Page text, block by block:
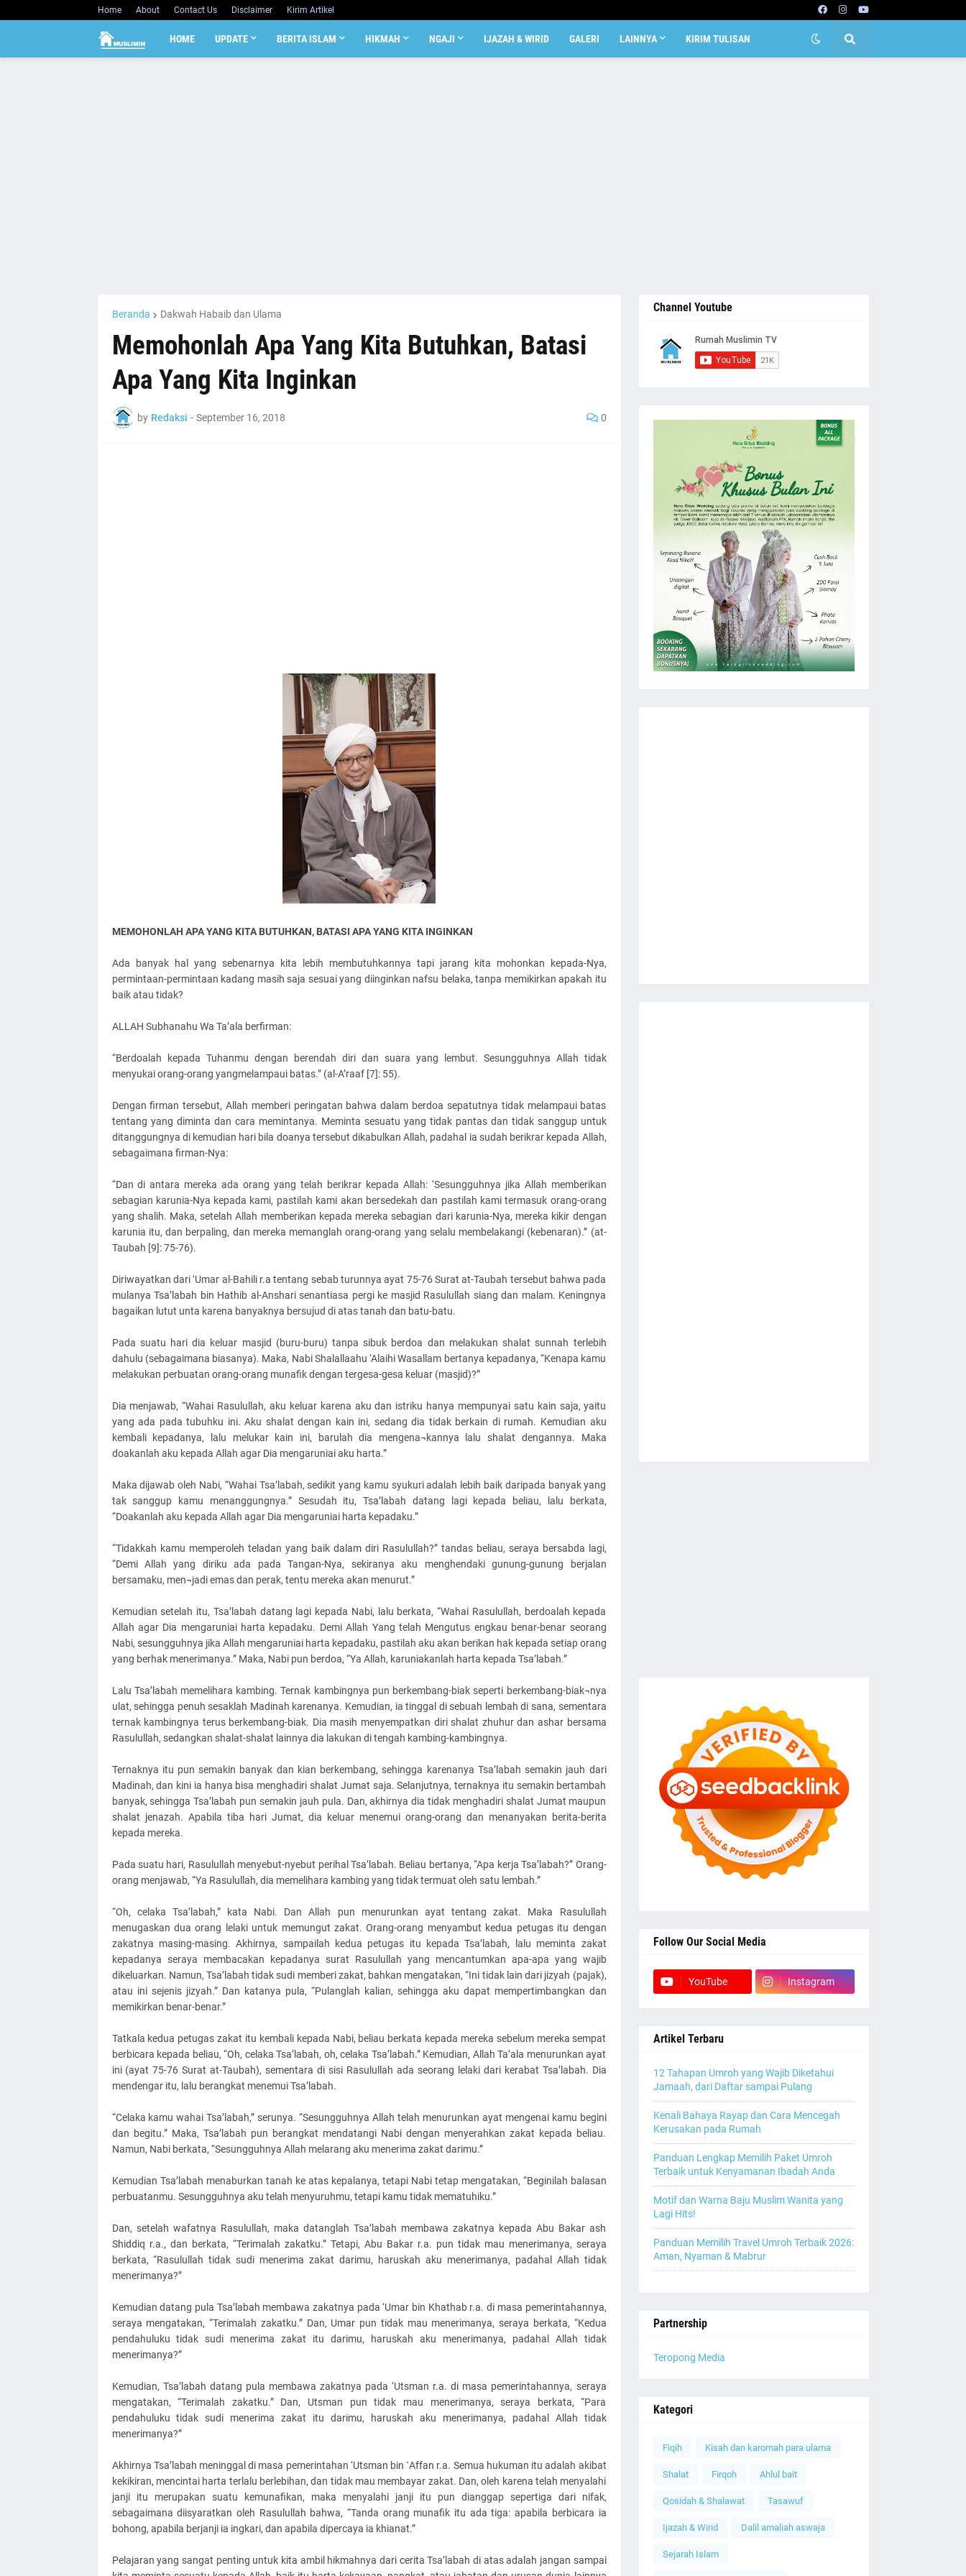
Home About Contact Us Disclaimer Kirim Artikel
HOME UPDATE BERITA ISLAM HIKMAH NGAJI IJAZAH & WIRID GALERI LAINNYA KIRIM TULISAN
Beranda Dakwah Habaib dan Ulama
Memohonlah Apa Yang Kita Butuhkan, Batasi
Apa Yang Kita Inginkan
by Redaksi - September 16, 2018 0
MEMOHONLAH APA YANG KITA BUTUHKAN, BATASI APA YANG KITA INGINKAN
Ada banyak hal yang sebenarnya kita lebih membutuhkannya tapi jarang kita mohonkan kepada-Nya,
permintaan-permintaan kadang masih saja sesuai yang diinginkan nafsu belaka, tanpa memikirkan apakah itu
baik atau tidak?
ALLAH Subhanahu Wa Ta’ala berfirman:
“Berdoalah kepada Tuhanmu dengan berendah diri dan suara yang lembut. Sesungguhnya Allah tidak
menyukai orang-orang yangmelampaui batas.” (al-A’raaf [7]: 55).
Dengan firman tersebut, Allah memberi peringatan bahwa dalam berdoa sepatutnya tidak melampaui batas
tentang yang diminta dan cara memintanya. Meminta sesuatu yang tidak pantas dan tidak sanggup untuk
ditanggungnya di kemudian hari bila doanya tersebut dikabulkan Allah, padahal ia sudah berikrar kepada Allah,
sebagaimana firman-Nya:
“Dan di antara mereka ada orang yang telah berikrar kepada Allah: ‘Sesungguhnya jika Allah memberikan
sebagian karunia-Nya kepada kami, pastilah kami akan bersedekah dan pastilah kami termasuk orang-orang
yang shalih. Maka, setelah Allah memberikan kepada mereka sebagian dari karunia-Nya, mereka kikir dengan
karunia itu, dan berpaling, dan mereka memanglah orang-orang yang selalu membelakangi (kebenaran).” (at-
Taubah [9]: 75-76).
Diriwayatkan dari ‘Umar al-Bahili r.a tentang sebab turunnya ayat 75-76 Surat at-Taubah tersebut bahwa pada
mulanya Tsa’labah bin Hathib al-Anshari senantiasa pergi ke masjid Rasulullah siang dan malam. Keningnya
bagaikan lutut unta karena banyaknya bersujud di atas tanah dan batu-batu.
Pada suatu hari dia keluar masjid (buru-buru) tanpa sibuk berdoa dan melakukan shalat sunnah terlebih
dahulu (sebagaimana biasanya). Maka, Nabi Shalallaahu ‘Alaihi Wasallam bertanya kepadanya, “Kenapa kamu
melakukan perbuatan orang-orang munafik dengan tergesa-gesa keluar (masjid)?”
Dia menjawab, “Wahai Rasulullah, aku keluar karena aku dan istriku hanya mempunyai satu kain saja, yaitu
yang ada pada tubuhku ini. Aku shalat dengan kain ini, sedang dia tidak berkain di rumah. Kemudian aku
kembali kepadanya, lalu melukar kain ini, barulah dia mengena¬kannya lalu shalat dengannya. Maka
doakanlah aku kepada Allah agar Dia mengaruniai aku harta.”
Maka dijawab oleh Nabi, “Wahai Tsa’labah, sedikit yang kamu syukuri adalah lebih baik daripada banyak yang
tak sanggup kamu menanggungnya.” Sesudah itu, Tsa’labah datang lagi kepada beliau, lalu berkata,
“Doakanlah aku kepada Allah agar Dia mengaruniai harta kepadaku.”
“Tidakkah kamu memperoleh teladan yang baik dalam diri Rasulullah?” tandas beliau, seraya bersabda lagi,
“Demi Allah yang diriku ada pada Tangan-Nya, sekiranya aku menghendaki gunung-gunung berjalan
bersamaku, men¬jadi emas dan perak, tentu mereka akan menurut.”
Kemudian setelah itu, Tsa’labah datang lagi kepada Nabi, lalu berkata, “Wahai Rasulullah, berdoalah kepada
Allah agar Dia mengaruniai harta kepadaku. Demi Allah Yang telah Mengutus engkau benar-benar seorang
Nabi, sesungguhnya jika Allah mengaruniai harta kepadaku, pastilah aku akan berikan hak kepada setiap orang
yang berhak menerimanya.” Maka, Nabi pun berdoa, “Ya Allah, karuniakanlah harta kepada Tsa’labah.”
Lalu Tsa’labah memelihara kambing. Ternak kambingnya pun berkembang-biak seperti berkembang-biak¬nya
ulat, sehingga penuh sesaklah Madinah karenanya. Kemudian, ia tinggal di sebuah lembah di sana, sementara
ternak kambingnya terus berkembang-biak. Dia masih menyempatkan diri shalat zhuhur dan ashar bersama
Rasulullah, sedangkan shalat-shalat lainnya dia lakukan di tengah kambing-kambingnya.
Ternaknya itu pun semakin banyak dan kian berkembang, sehingga karenanya Tsa’labah semakin jauh dari
Madinah, dan kini ia hanya bisa menghadiri shalat Jumat saja. Selanjutnya, ternaknya itu semakin bertambah
banyak, sehingga Tsa’labah pun semakin jauh pula. Dan, akhirnya dia tidak menghadiri shalat Jumat maupun
shalat jenazah. Apabila tiba hari Jumat, dia keluar menemui orang-orang dan menanyakan berita-berita
kepada mereka.
Pada suatu hari, Rasulullah menyebut-nyebut perihal Tsa’labah. Beliau bertanya, “Apa kerja Tsa’labah?” Orang-
orang menjawab, “Ya Rasulullah, dia memelihara kambing yang tidak termuat oleh satu lembah.”
“Oh, celaka Tsa’labah,” kata Nabi. Dan Allah pun menurunkan ayat tentang zakat. Maka Rasulullah
menugaskan dua orang lelaki untuk memungut zakat. Orang-orang menyambut kedua petugas itu dengan
zakatnya masing-masing. Akhirnya, sampailah kedua petugas itu kepada Tsa’labah, lalu meminta zakat
kepadanya seraya membacakan kepadanya surat Rasulullah yang mencantumkan apa-apa yang wajib
dikeluarkan. Namun, Tsa’labah tidak sudi memberi zakat, bahkan mengatakan, “Ini tidak lain dari jizyah (pajak),
atau ini sejenis jizyah.” Dan katanya pula, “Pulanglah kalian, sehingga aku dapat mempertimbangkan dan
memikirkan benar-benar.”
Tatkala kedua petugas zakat itu kembali kepada Nabi, beliau berkata kepada mereka sebelum mereka sempat
berbicara kepada beliau, “Oh, celaka Tsa’labah, oh, celaka Tsa’labah.” Kemudian, Allah Ta’ala menurunkan ayat
ini (ayat 75-76 Surat at-Taubah), sementara di sisi Rasulullah ada seorang lelaki dari kerabat Tsa’labah. Dia
mendengar itu, lalu berangkat menemui Tsa’labah.
“Celaka kamu wahai Tsa’labah,” serunya. “Sesungguhnya Allah telah menurunkan ayat mengenai kamu begini
dan begitu.” Maka, Tsa’labah pun berangkat mendatangi Nabi dengan menyerahkan zakat kepada beliau.
Namun, Nabi berkata, “Sesungguhnya Allah melarang aku menerima zakat darimu.”
Kemudian Tsa’labah menaburkan tanah ke atas kepalanya, tetapi Nabi tetap mengatakan, “Beginilah balasan
perbuatanmu. Sesungguhnya aku telah menyuruhmu, tetapi kamu tidak mematuhiku.”
Dan, setelah wafatnya Rasulullah, maka datanglah Tsa’labah membawa zakatnya kepada Abu Bakar ash
Shiddiq r.a., dan berkata, “Terimalah zakatku.” Tetapi, Abu Bakar r.a. pun tidak mau menerimanya, seraya
berkata, “Rasulullah tidak sudi menerima zakat darimu, haruskah aku menerimanya, padahal Allah tidak
menerimanya?”
Kemudian datang pula Tsa’labah membawa zakatnya pada ‘Umar bin Khathab r.a. di masa pemerintahannya,
seraya mengatakan, “Terimalah zakatku.” Dan, Umar pun tidak mau menerimanya, seraya berkata, “Kedua
pendahuluku tidak sudi menerima zakat itu darimu, haruskah aku menerimanya, padahal Allah tidak
menerimanya?”
Kemudian, Tsa’labah datang pula membawa zakatnya pada ‘Utsman r.a. di masa pemerintahannya, seraya
mengatakan, “Terimalah zakatku.” Dan, Utsman pun tidak mau menerimanya, seraya berkata, “Para
pendahuluku tidak sudi menerima zakat itu darimu, haruskah aku menerimanya, padahal Allah tidak
menerimanya?”
Akhirnya Tsa’labah meninggal di masa pemerintahan ‘Utsman bin `Affan r.a. Semua hukuman itu adalah akibat
kekikiran, mencintai harta terlalu berlebihan, dan tidak mau membayar zakat. Dan, oleh karena telah menyalahi
janji itu merupakan suatu kemunafikan, maka menyalahi janji itu pun dianggap sepertiga dari nifak,
sebagaimana diisyaratkan oleh Rasulullah bahwa, “Tanda orang munafik itu ada tiga: apabila berbicara ia
bohong, apabila berjanji ia ingkari, dan apabila dipercaya ia khianat.”
Pelajaran yang sangat penting untuk kita ambil hikmahnya dari cerita Tsa’labah di atas adalah jangan sampai
Channel Youtube
Follow Our Social Media
YouTube Instagram
Artikel Terbaru
12 Tahapan Umroh yang Wajib Diketahui
Jamaah, dari Daftar sampai Pulang
Kenali Bahaya Rayap dan Cara Mencegah
Kerusakan pada Rumah
Panduan Lengkap Memilih Paket Umroh
Terbaik untuk Kenyamanan Ibadah Anda
Motif dan Warna Baju Muslim Wanita yang
Lagi Hits!
Panduan Memilih Travel Umroh Terbaik 2026:
Aman, Nyaman & Mabrur
Partnership
Teropong Media
Kategori
Fiqih Kisah dan karomah para ulama
Shalat Firqoh Ahlul bait
Qosidah & Shalawat Tasawuf
Ijazah & Wirid Dalil amaliah aswaja
Sejarah Islam